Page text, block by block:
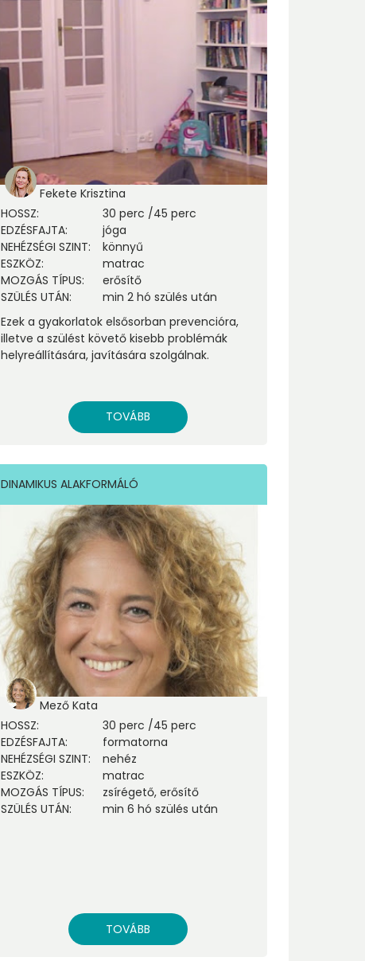
Fekete Krisztina
HOSSZ: 30 perc /45 perc
EDZÉSFAJTA:
jóga
NEHÉZSÉGI SZINT:
könnyű
ESZKÖZ:
matrac
MOZGÁS TÍPUS:
erősítő
SZÜLÉS UTÁN:
min 2 hó szülés után
Ezek a gyakorlatok elsősorban prevencióra,
illetve a szülést követő kisebb problémák
helyreállítására, javítására szolgálnak.
TOVÁBB
DINAMIKUS ALAKFORMÁLÓ
Mező Kata
HOSSZ: 30 perc /45 perc
EDZÉSFAJTA:
formatorna
NEHÉZSÉGI SZINT:
nehéz
ESZKÖZ:
matrac
MOZGÁS TÍPUS:
zsírégető, erősítő
SZÜLÉS UTÁN: min 6 hó szülés után
TOVÁBB